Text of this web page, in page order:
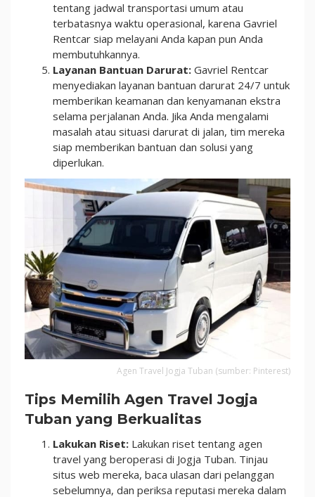
tentang jadwal transportasi umum atau
terbatasnya waktu operasional, karena Gavriel
Rentcar siap melayani Anda kapan pun Anda
membutuhkannya.
Layanan Bantuan Darurat: Gavriel Rentcar
menyediakan layanan bantuan darurat 24/7 untuk
memberikan keamanan dan kenyamanan ekstra
selama perjalanan Anda. Jika Anda mengalami
masalah atau situasi darurat di jalan, tim mereka
siap memberikan bantuan dan solusi yang
diperlukan.
Agen Travel Jogja Tuban (sumber: Pinterest)
Tips Memilih Agen Travel Jogja
Tuban yang Berkualitas
Lakukan Riset: Lakukan riset tentang agen
travel yang beroperasi di Jogja Tuban. Tinjau
situs web mereka, baca ulasan dari pelanggan
sebelumnya, dan periksa reputasi mereka dalam